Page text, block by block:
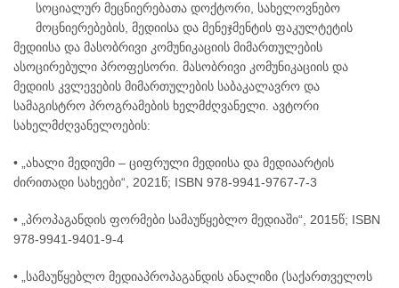
სოციალურ მეცნიერებათა დოქტორი, სახელოვნებო
მოცნიერებების, მედიისა და მენეჯმენტის ფაკულტეტის
მედიისა და მასობრივი კომუნიკაციის მიმართულების
ასოცირებული პროფესორი. მასობრივი კომუნიკაციის და
მედიის კვლევების მიმართულების საბაკალავრო და
სამაგისტრო პროგრამების ხელმძღვანელი. ავტორი
სახელმძღვანელოების:
• „ახალი მედიუმი – ციფრული მედიისა და მედიაარტის
ძირითადი სახეები“, 2021წ; ISBN 978-9941-9767-7-3
• „პროპაგანდის ფორმები სამაუწყებლო მედიაში“, 2015წ; ISBN
978-9941-9401-9-4
• „სამაუწყებლო მედიაპროპაგანდის ანალიზი (საქართველოს